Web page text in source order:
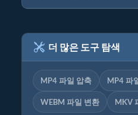
더 많은 도구 탐색
MP4 파일 압축 MP4 파
WEBM 파일 변환 MKV